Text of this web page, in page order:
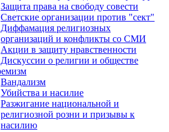
Защита права на свободу совести
Светские организации против "сект"
Диффамация религиозных
организаций и конфликты со СМИ
Акции в защиту нравственности
Дискуссии о религии и обществе
Вандализм
Убийства и насилие
Разжигание национальной и
религиозной розни и призывы к
насилию